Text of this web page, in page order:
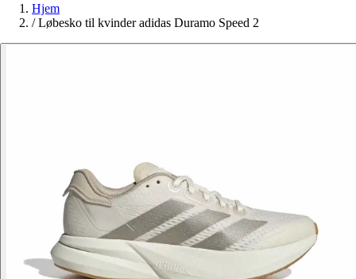
Hjem
/ Løbesko til kvinder adidas Duramo Speed 2